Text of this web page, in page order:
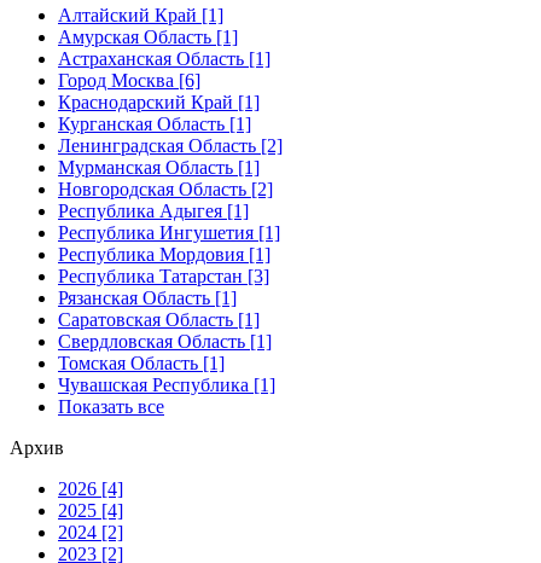
Алтайский Край [1]
Амурская Область [1]
Астраханская Область [1]
Город Москва [6]
Краснодарский Край [1]
Курганская Область [1]
Ленинградская Область [2]
Мурманская Область [1]
Новгородская Область [2]
Республика Адыгея [1]
Республика Ингушетия [1]
Республика Мордовия [1]
Республика Татарстан [3]
Рязанская Область [1]
Саратовская Область [1]
Свердловская Область [1]
Томская Область [1]
Чувашская Республика [1]
Показать все
Архив
2026 [4]
2025 [4]
2024 [2]
2023 [2]